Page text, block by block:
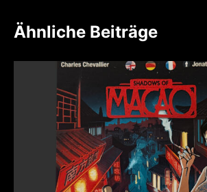
Ähnliche Beiträge